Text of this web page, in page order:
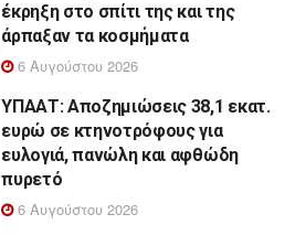
έκρηξη στο σπίτι της και της
άρπαξαν τα κοσμήματα
6 Αυγούστου 2026
ΥΠΑΑΤ: Αποζημιώσεις 38,1 εκατ.
ευρώ σε κτηνοτρόφους για
ευλογιά, πανώλη και αφθώδη
πυρετό
6 Αυγούστου 2026